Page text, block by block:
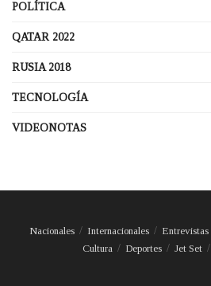
POLÍTICA
QATAR 2022
RUSIA 2018
TECNOLOGÍA
VIDEONOTAS
Nacionales Internacionales Entrevistas
Cultura
Deportes Jet Set